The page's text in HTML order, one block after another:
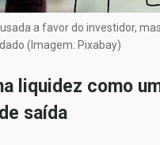
a favor do investidor,
(Imagem: Pixabay)
liquidez como
saída